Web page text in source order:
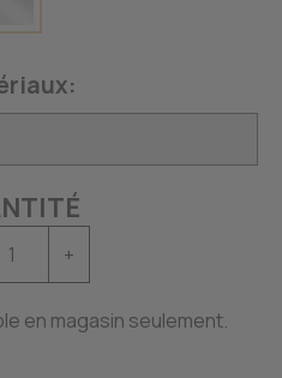
+
en magasin seulement.